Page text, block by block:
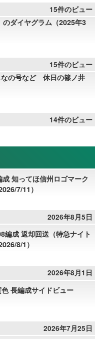
15件のビュー
のダイヤグラム（2025年3
15件のビュー
の号など 休日の篠ノ井
14件のビュー
知ってほ信州ロゴマーク
7/11）
2026年8月5日
編成 返却回送（特急ナイト
8/1）
2026年8月1日
長編成サイドビュー
2026年7月25日